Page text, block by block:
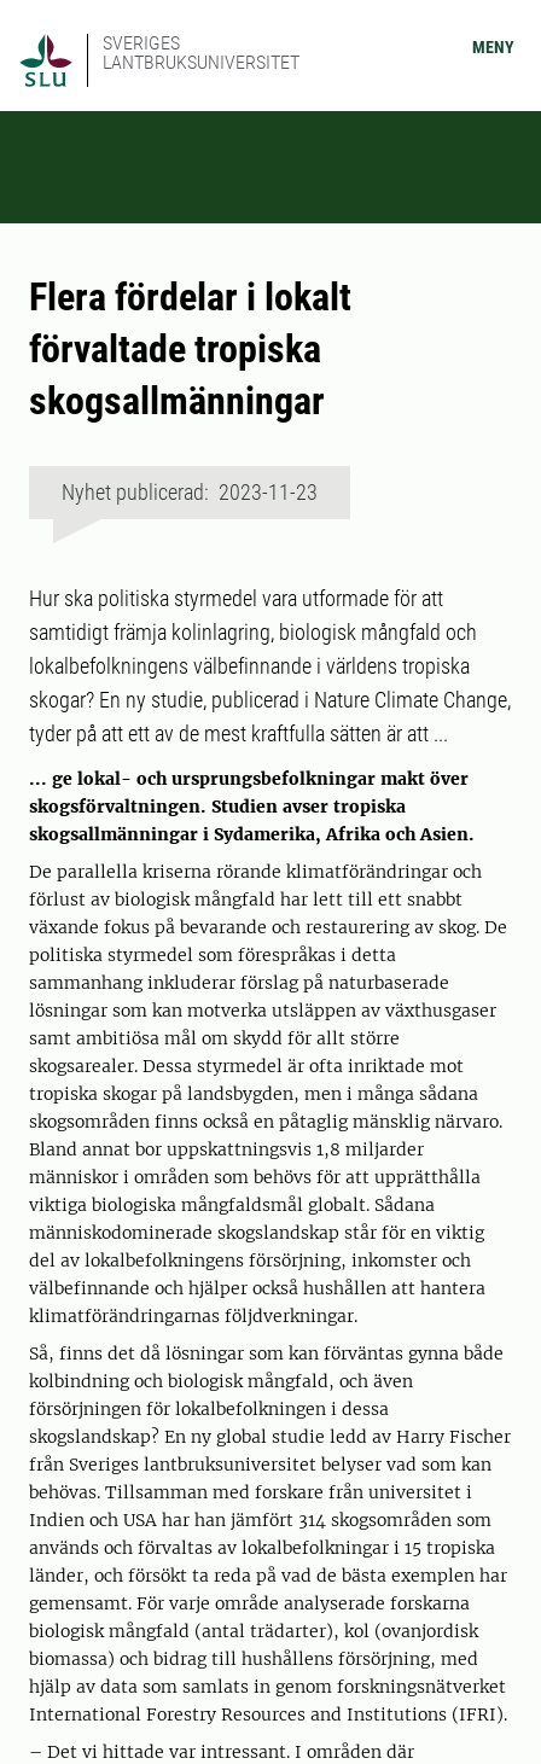
SVERIGES
LANTBRUKSUNIVERSITET
MENY
Flera fördelar i lokalt
förvaltade tropiska
skogsallmänningar
Nyhet publicerad: 2023-11-23
Hur ska politiska styrmedel vara utformade för att
samtidigt främja kolinlagring, biologisk mångfald och
lokalbefolkningens välbefinnande i världens tropiska
skogar? En ny studie, publicerad i Nature Climate Change,
tyder på att ett av de mest kraftfulla sätten är att ...
... ge lokal- och ursprungsbefolkningar makt över
skogsförvaltningen. Studien avser tropiska
skogsallmänningar i Sydamerika, Afrika och Asien.
De parallella kriserna rörande klimatförändringar och
förlust av biologisk mångfald har lett till ett snabbt
växande fokus på bevarande och restaurering av skog. De
politiska styrmedel som förespråkas i detta
sammanhang inkluderar förslag på naturbaserade
lösningar som kan motverka utsläppen av växthusgaser
samt ambitiösa mål om skydd för allt större
skogsarealer. Dessa styrmedel är ofta inriktade mot
tropiska skogar på landsbygden, men i många sådana
skogsområden finns också en påtaglig mänsklig närvaro.
Bland annat bor uppskattningsvis 1,8 miljarder
människor i områden som behövs för att upprätthålla
viktiga biologiska mångfaldsmål globalt. Sådana
människodominerade skogslandskap står för en viktig
del av lokalbefolkningens försörjning, inkomster och
välbefinnande och hjälper också hushållen att hantera
klimatförändringarnas följdverkningar.
Så, finns det då lösningar som kan förväntas gynna både
kolbindning och biologisk mångfald, och även
försörjningen för lokalbefolkningen i dessa
skogslandskap? En ny global studie ledd av Harry Fischer
från Sveriges lantbruksuniversitet belyser vad som kan
behövas. Tillsamman med forskare från universitet i
Indien och USA har han jämfört 314 skogsområden som
används och förvaltas av lokalbefolkningar i 15 tropiska
länder, och försökt ta reda på vad de bästa exemplen har
gemensamt. För varje område analyserade forskarna
biologisk mångfald (antal trädarter), kol (ovanjordisk
biomassa) och bidrag till hushållens försörjning, med
hjälp av data som samlats in genom forskningsnätverket
International Forestry Resources and Institutions (IFRI).
– Det vi hittade var intressant. I områden där